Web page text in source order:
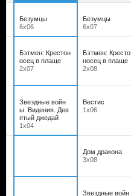
Безумцы
6х06
Безумцы
6х07
Бэтмен: Крестон
осец в плаще
2х07
Бэтмен: Кресто
носец в плаще
2х08
Звездные войн
ы: Видения. Дев
ятый джедай
1х04
Вестис
1х06
Дом дракона
3х08
Звездные войн